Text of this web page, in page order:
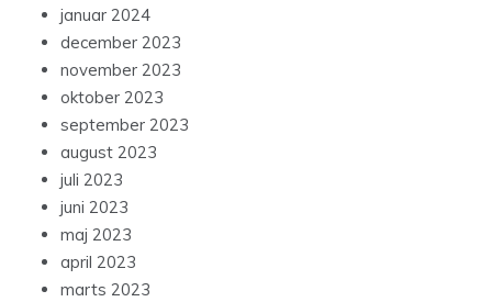
januar 2024
december 2023
november 2023
oktober 2023
september 2023
august 2023
juli 2023
juni 2023
maj 2023
april 2023
marts 2023